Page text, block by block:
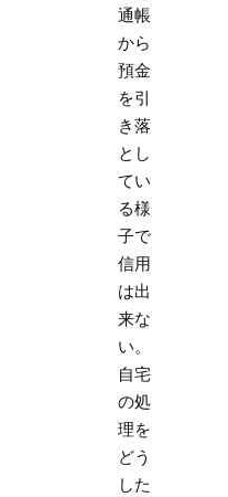
通帳
から
預金
を引
き落
とし
てい
る様
子で
信用
は出
来な
い。
自宅
の処
理を
どう
した